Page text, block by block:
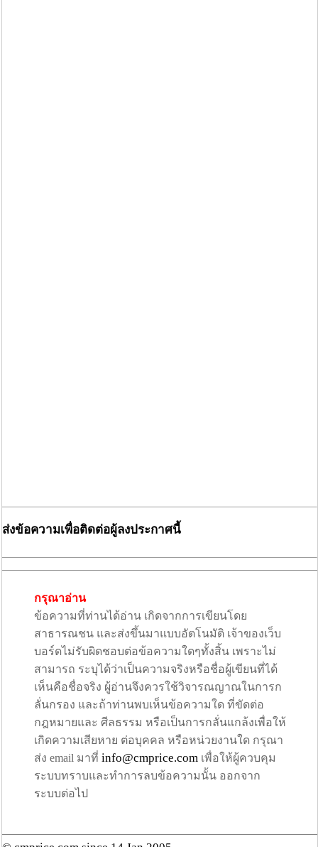
ส่งข้อความเพื่อติดต่อผู้ลงประกาศนี้
กรุณาอ่าน
ข้อความที่ท่านได้อ่าน เกิดจากการเขียนโดย
สาธารณชน และส่งขึ้นมาแบบอัตโนมัติ เจ้าของเว็บ
บอร์ดไม่รับผิดชอบต่อข้อความใดๆทั้งสิ้น เพราะไม่
สามารถ ระบุได้ว่าเป็นความจริงหรือชื่อผู้เขียนที่ได้
เห็นคือชื่อจริง ผู้อ่านจึงควรใช้วิจารณญาณในการก
ลั่นกรอง และถ้าท่านพบเห็นข้อความใด ที่ขัดต่อ
กฎหมายและ ศีลธรรม หรือเป็นการกลั่นแกล้งเพื่อให้
เกิดความเสียหาย ต่อบุคคล หรือหน่วยงานใด กรุณา
ส่ง email มาที่ info@cmprice.com เพื่อให้ผู้ควบคุม
ระบบทราบและทำการลบข้อความนั้น ออกจาก
ระบบต่อไป